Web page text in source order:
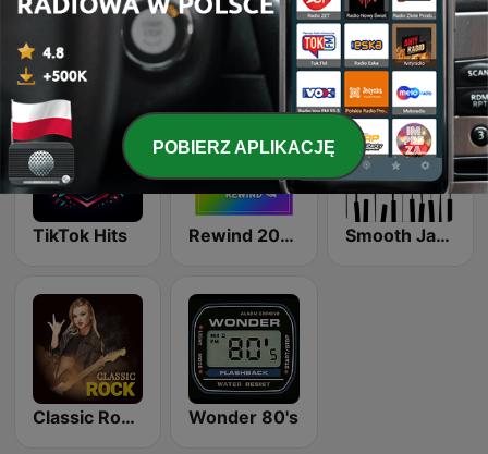
Country Vibes Top 90's Beam FM
TikTok Hits Rewind 2000's Smooth Jazz - Groov
Classic Rock Station Wonder 80's
POBIERZ APLIKACJĘ